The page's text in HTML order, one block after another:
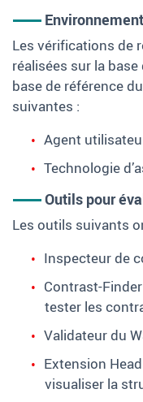
Les vérifications de
réalisées sur la
base de référence
suivantes :
Agent
Technologie
Outils pour
Les outils suivants
Inspecteur de
Contrast-Finder
tester les
Validateur du
Extension
visualiser la